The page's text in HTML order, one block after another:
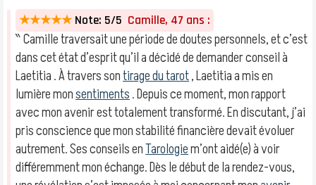
★★★★★ Note: 5/5 Camille, 47 ans :
‶ Camille traversait une période de doutes personnels, et c’est
dans cet état d’esprit qu’il a décidé de demander conseil à
Laetitia . À travers sontirage du tarot, Laetitia a mis en
lumière monsentiments. Depuis ce moment, mon rapport
avec mon avenir est totalement transformé. En discutant, j’ai
pris conscience que mon stabilité financière devait évoluer
autrement. Ses conseils enTarologiem’ont aidé(e) à voir
différemment mon échange. Dès le début de la rendez-vous,